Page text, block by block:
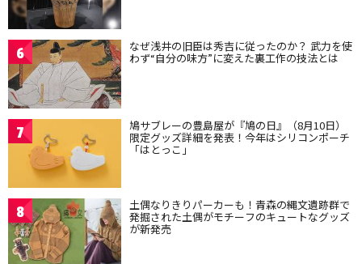
6 なぜ浅井の旧臣は秀吉に従ったのか？ 武力を使
わず“自分の味方”に変えた裏工作の技法とは
7 鳩サブレーの豊島屋が『鳩の日』（8月10日）
限定グッズ詳細を発表！今年はシリコンポーチ
「はとっこ」
8 土偶なりきりパーカーも！青森の縄文遺跡群で
発掘された土偶がモチーフのキュートなグッズ
が新発売